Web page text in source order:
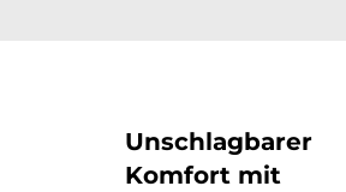
Unschlagbarer
Komfort mit